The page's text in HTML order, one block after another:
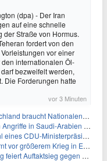
(dpa) - Der Iran
auf eine schnelle
der Straße von Hormus.
fordert von den
vor einer
internationalen Öl-
bezweifelt werden,
Die Forderungen hatte
vor 3 Minuten
Nationalen Sicherheitsberater
in Saudi-Arabien und im Jemen
Ministerpräsident nicht aus
größerem Krieg in Europa
Auftaktsieg gegen Dresden